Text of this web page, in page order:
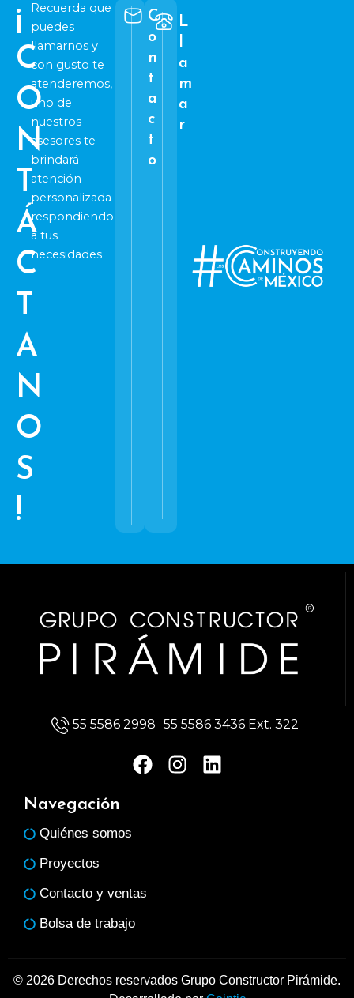
¡
C
O
N
T
Á
C
T
A
N
O
S
!
Recuerda que
puedes
llamarnos y
con gusto te
atenderemos,
uno de
nuestros
asesores te
brindará
atención
personalizada
respondiendo
a tus
necesidades
C
o
n
t
a
c
t
o
L
l
a
m
a
r
55 5586 2998 55 5586 3436 Ext. 322
F
k
I
L
Navegación
Quiénes somos
Proyectos
Contacto y ventas
Bolsa de trabajo
© 2026 Derechos reservados Grupo Constructor Pirámide.